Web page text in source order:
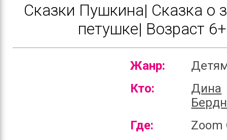
Сказки Пушкина| Сказка о
петушке| Возраст 6+
Жанр:
Кто:
Дина
Где:
Zoom